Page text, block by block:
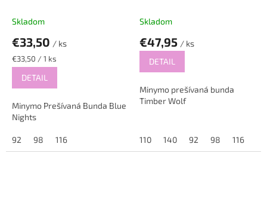
Skladom
€33,50 / ks
Jednotková
cena:
€33,50 / 1 ks
DETAIL
Minymo Prešívaná Bunda Blue
Nights
92 98 116
Skladom
€47,95 / ks
DETAIL
Minymo prešívaná bunda
Timber Wolf
110 140 92 98 116